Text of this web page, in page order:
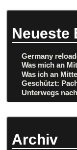
Neueste
Germany
Was mich an
Was ich an
Geschützt:
Unterwegs
Archiv